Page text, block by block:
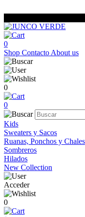
0
Shop Contacto About us
0
0
Kids
Sweaters y Sacos
Ruanas, Ponchos y Chales
Sombreros
Hilados
New Collection
Acceder
0